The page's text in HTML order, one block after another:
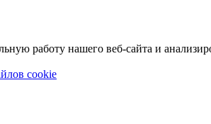
работу нашего веб-сайта и
cookie